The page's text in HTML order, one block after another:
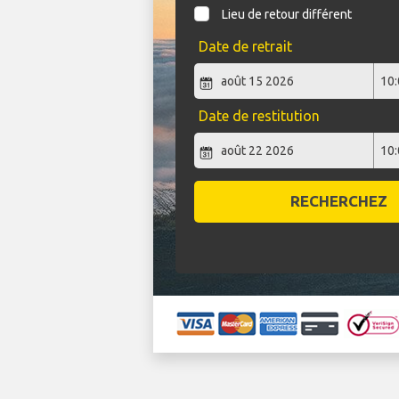
Lieu de retour différent
Date de retrait
Date de restitution
RECHERCHEZ